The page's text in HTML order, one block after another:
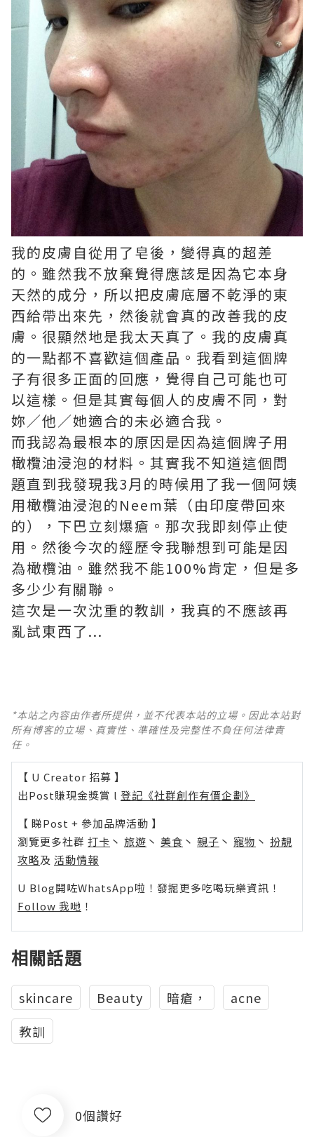
我的皮膚自從用了皂後，變得真的超差
的。雖然我不放棄覺得應該是因為它本身
天然的成分，所以把皮膚底層不乾淨的東
西給帶出來先，然後就會真的改善我的皮
膚。很顯然地是我太天真了。我的皮膚真
的一點都不喜歡這個產品。我看到這個牌
子有很多正面的回應，覺得自己可能也可
以這樣。但是其實每個人的皮膚不同，對
妳／他／她適合的未必適合我。
而我認為最根本的原因是因為這個牌子用
橄欖油浸泡的材料。其實我不知道這個問
題直到我發現我3月的時候用了我一個阿姨
用橄欖油浸泡的Neem葉（由印度帶回來
的），下巴立刻爆瘡。那次我即刻停止使
用。然後今次的經歷令我聯想到可能是因
為橄欖油。雖然我不能100%肯定，但是多
多少少有關聯。
這次是一次沈重的教訓，我真的不應該再
亂試東西了...
*本站之內容由作者所提供，並不代表本站的立場。因此本站對
所有博客的立場、真實性、準確性及完整性不負任何法律責
任。
【 U Creator 招募 】
出Post賺現金獎賞 l 登記《社群創作有價企劃》
【 睇Post + 參加品牌活動 】
瀏覽更多社群 打卡 丶 旅遊 丶 美食 丶 親子 丶 寵物 丶 扮靚
攻略及 活動情報
U Blog開咗WhatsApp啦！發掘更多吃喝玩樂資訊！
Follow 我哋 ！
相關話題
skincare Beauty 暗瘡，
acne
教訓
0個讚好